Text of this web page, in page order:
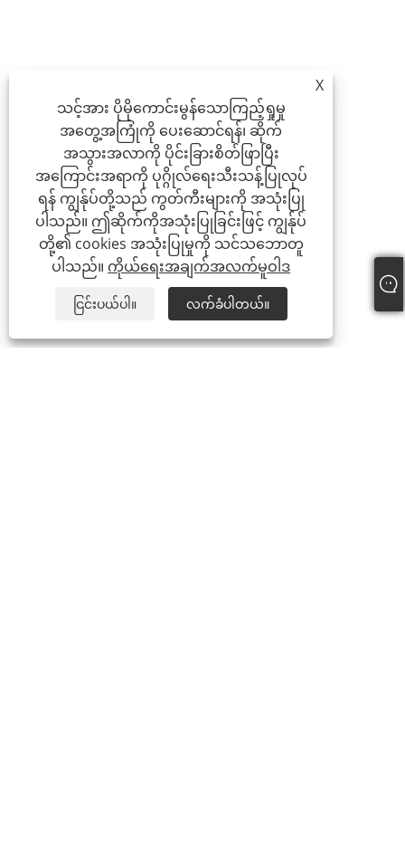
X
သင့်အား ပိုမိုကောင်းမွန်သောကြည့်ရှုမှု
အတွေ့အကြုံကို ပေးဆောင်ရန်၊ ဆိုက်
အသွားအလာကို ပိုင်းခြားစိတ်ဖြာပြီး
အကြောင်းအရာကို ပုဂ္ဂိုလ်ရေးသီးသန့်ပြုလုပ်
ရန် ကျွန်ုပ်တို့သည် ကွတ်ကီးများကို အသုံးပြု
ပါသည်။ ဤဆိုက်ကိုအသုံးပြုခြင်းဖြင့် ကျွန်ုပ်
တို့၏ cookies အသုံးပြုမှုကို သင်သဘောတူ
ပါသည်။ ကိုယ်ရေးအချက်အလက်မူဝါဒ
ငြင်းပယ်ပါ။ လက်ခံပါတယ်။